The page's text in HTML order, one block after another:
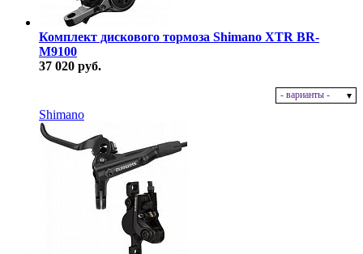
Комплект дискового тормоза Shimano XTR BR-
M9100
37 020 руб.
- варианты -
Shimano